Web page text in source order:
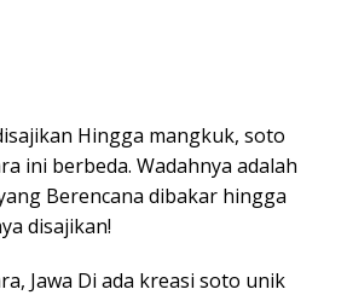
Hingga mangkuk, soto
ini berbeda. Wadahnya adalah
Berencana dibakar hingga
disajikan!
Jawa Di ada kreasi soto unik